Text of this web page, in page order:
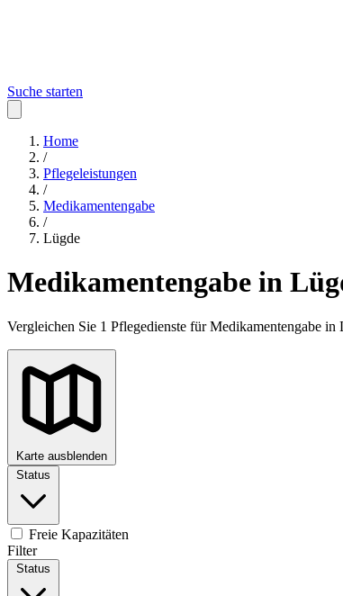
Suche starten
Home
/
Pflegeleistungen
/
Medikamentengabe
/
Lügde
Medikamentengabe in
Vergleichen Sie 1 Pflegedienste für Medikamentengabe
Karte ausblenden
Status
Freie Kapazitäten
Filter
Status